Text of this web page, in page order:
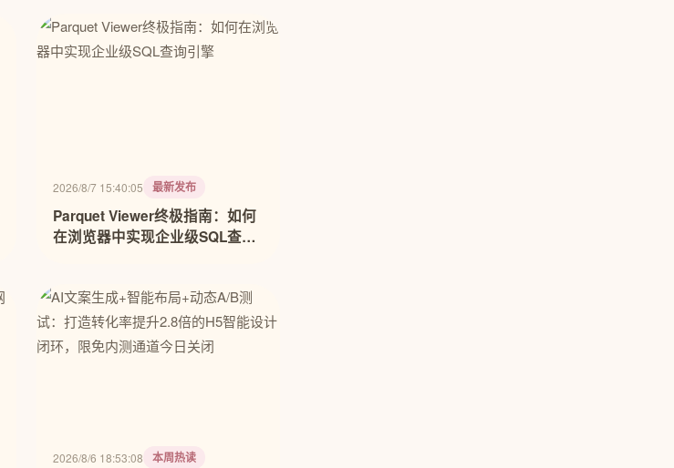
2026/8/7 15:40:05 最新发布
Parquet Viewer终极指南：如何
在浏览器中实现企业级SQL查询
2026/8/6 18:53:08 本周热读